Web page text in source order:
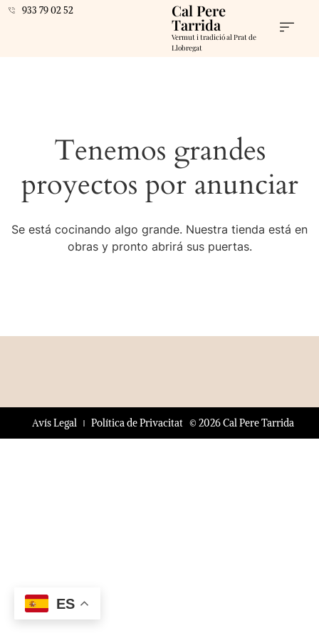
933 79 02 52 Cal Pere
Tarrida
Vermut i tradició al Prat de
Llobregat
Tenemos grandes
proyectos por anunciar
Se está cocinando algo grande. Nuestra tienda está en
obras y pronto abrirá sus puertas.
© 2026 Cal Pere Tarrida
Avís Legal Política de Privacitat
ES